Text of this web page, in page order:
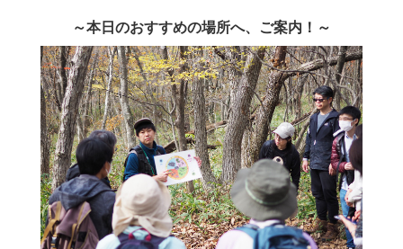
～本日のおすすめの場所へ、ご案内！～